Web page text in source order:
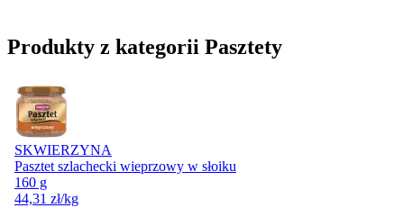
Produkty z kategorii Pasztety
SKWIERZYNA
Pasztet szlachecki wieprzowy w słoiku
160 g
44,31 zł/kg